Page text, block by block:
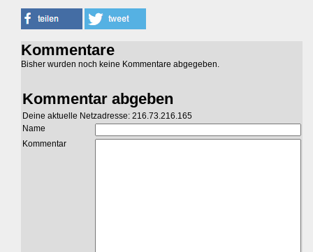
Kommentare
Bisher wurden noch keine Kommentare abgegeben.
Kommentar abgeben
Deine aktuelle Netzadresse: 216.73.216.165
Name
Kommentar